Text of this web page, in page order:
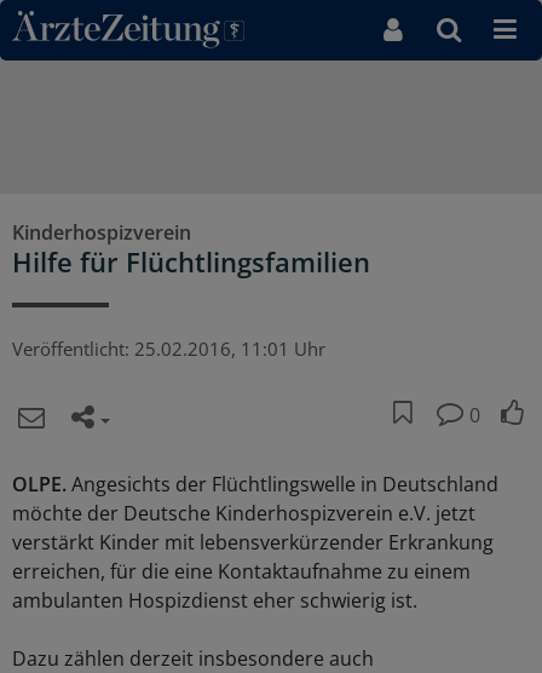
Direkt zum Inhaltsbereich
Kinderhospizverein
Hilfe für Flüchtlingsfamilien
Veröffentlicht: 25.02.2016, 11:01 Uhr
0
OLPE.Angesichts der Flüchtlingswelle in Deutschland
möchte der Deutsche Kinderhospizverein e.V. jetzt
verstärkt Kinder mit lebensverkürzender Erkrankung
erreichen, für die eine Kontaktaufnahme zu einem
ambulanten Hospizdienst eher schwierig ist.
Dazu zählen derzeit insbesondere auch